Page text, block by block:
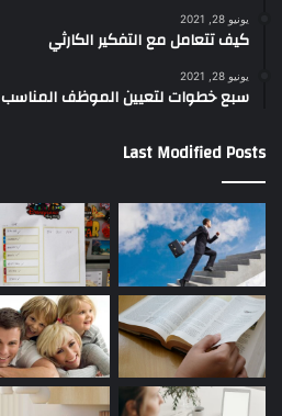
يونيو 28, 2021
كيف تتعامل مع التفكير الكارثي
يونيو 28, 2021
سبع خطوات لتعيين الموظف المناسب
Last Modified Posts